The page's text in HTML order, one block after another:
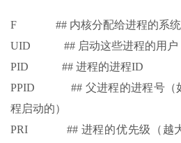
F ## 内核分配给进程的系统
UID ## 启动这些进程的用户
PID ## 进程的进程ID
PPID ## 父进程的进程号（如
程启动的）
PRI ## 进程的优先级（越大